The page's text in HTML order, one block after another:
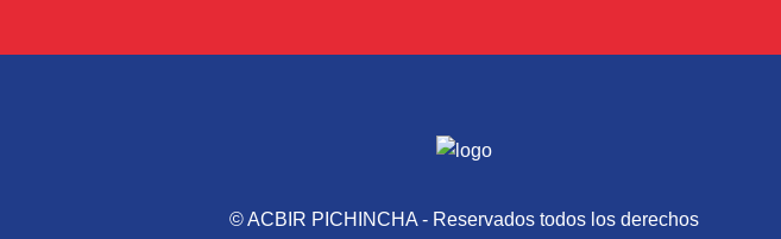
© ACBIR PICHINCHA - Reservados todos los derechos